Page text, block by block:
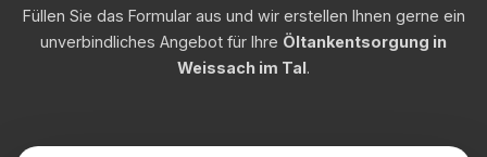
Füllen Sie das Formular aus und wir erstellen Ihnen gerne ein
unverbindliches Angebot für Ihre Öltankentsorgung in
Weissach im Tal.